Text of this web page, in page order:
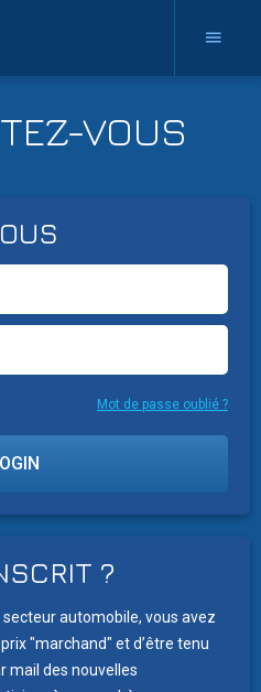
VOUS
Mot de passe oublié ?
?
automobile, vous avez
"marchand" et d’être tenu
mail des nouvelles